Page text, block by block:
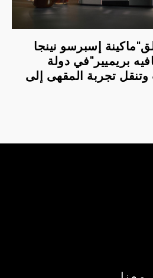
إسبرسو نينجا
بريميير"في دولة
وتنقل تجربة المقهى إلى